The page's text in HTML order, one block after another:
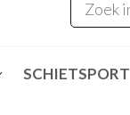
SCHIETSPORT